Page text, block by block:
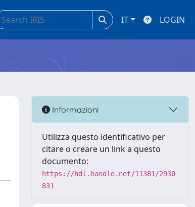
IT LOGIN
Informazioni
Utilizza questo identificativo per
citare o creare un link a questo
documento:
https://hdl.handle.net/11381/2930
831